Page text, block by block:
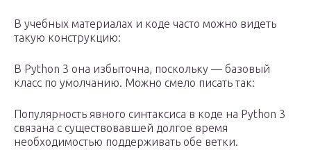
В учебных материалах и коде часто можно видеть
такую конструкцию:
В Python 3 она избыточна, поскольку — базовый
класс по умолчанию. Можно смело писать так:
Популярность явного синтаксиса в коде на Python 3
связана с существовавшей долгое время
необходимостью поддерживать обе ветки.